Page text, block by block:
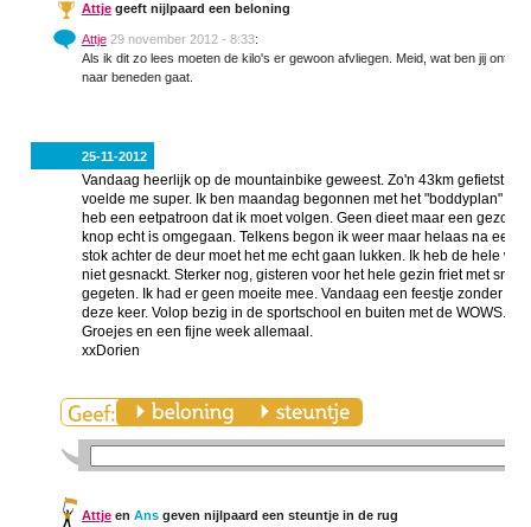
Attjegeeft nijlpaard een beloning
Attje 29 november 2012 - 8:33:
Als ik dit zo lees moeten de kilo's er gewoon afvliegen. Meid, wat ben jij
naar beneden gaat.
25-11-2012
Vandaag heerlijk op de mountainbike geweest. Zo'n 43km gefietst.
voelde me super. Ik ben maandag begonnen met het "boddyplan"
heb een eetpatroon dat ik moet volgen. Geen dieet maar een
knop echt is omgegaan. Telkens begon ik weer maar helaas na een
stok achter de deur moet het me echt gaan lukken. Ik heb de hele
niet gesnackt. Sterker nog, gisteren voor het hele gezin friet met
gegeten. Ik had er geen moeite mee. Vandaag een feestje zonder
deze keer. Volop bezig in de sportschool en buiten met de WOWS.
Groejes en een fijne week allemaal.
xxDorien
Attjeen Ans geven nijlpaard een steuntje in de rug